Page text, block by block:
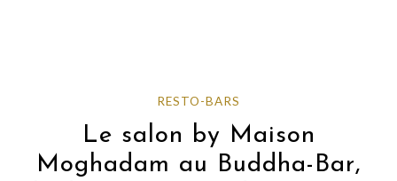
RESTO-BARS
Le salon by Maison
Moghadam au Buddha-Bar,